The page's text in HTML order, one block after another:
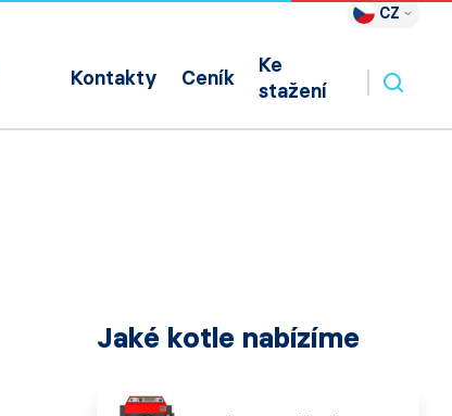
CZ
Kontakty Ceník
Ke
stažení
Jaké kotle nabízíme